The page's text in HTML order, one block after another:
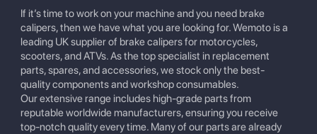
If it’s time to work on your machine and you need brake
calipers, then we have what you are looking for. Wemoto is a
leading UK supplier of brake calipers for motorcycles,
scooters, and ATVs. As the top specialist in replacement
parts, spares, and accessories, we stock only the best-
quality components and workshop consumables.
Our extensive range includes high-grade parts from
reputable worldwide manufacturers, ensuring you receive
top-notch quality every time. Many of our parts are already